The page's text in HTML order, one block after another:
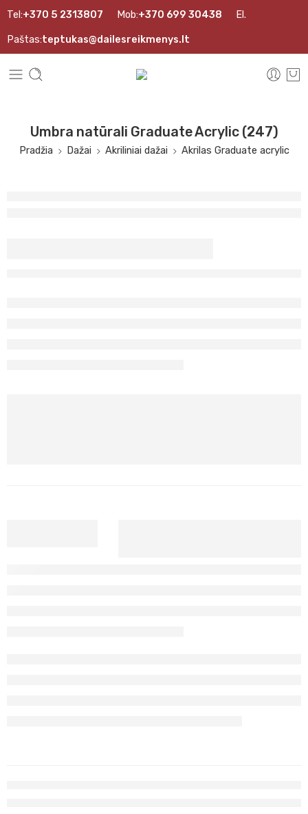
Tel:+370 5 2313807 Mob:+370 699 30438 El.
Paštas:teptukas@dailesreikmenys.lt
Umbra natūrali Graduate Acrylic (247)
Pradžia Dažai Akriliniai dažai Akrilas Graduate acrylic